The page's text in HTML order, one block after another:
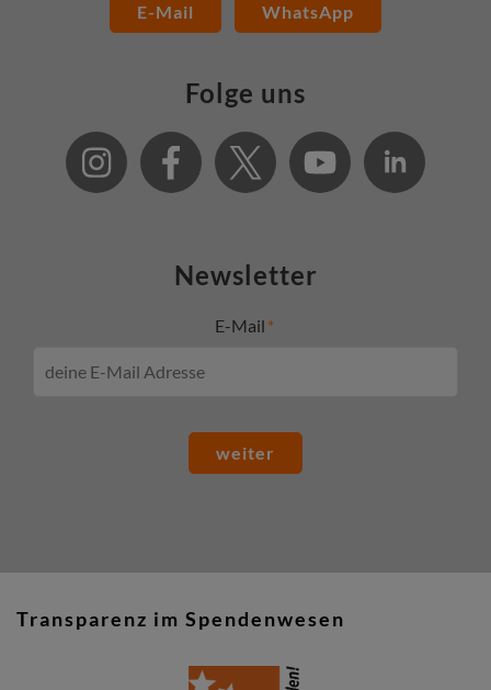
E-Mail WhatsApp
Folge uns
Newsletter
E-Mail
weiter
Transparenz im Spendenwesen